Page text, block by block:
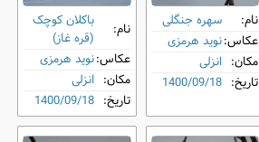
نام:
سهره جنگلی
عکاس:نوید هرمزی
مکان: انزلی
تاریخ: 1400/09/18
نام:
باکلان کوچک
(قره غاز)
عکاس:نوید هرمزی
مکان: انزلی
تاریخ: 1400/09/18